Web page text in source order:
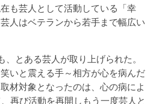
も芸人として活動している「幸
人はベテランから若手まで幅広い
とある芸人が取り上げられた。
いと震える手～相方が心を病んだ
材対象となったのは、心の病によ
再び活動を再開しもう一度芸人と